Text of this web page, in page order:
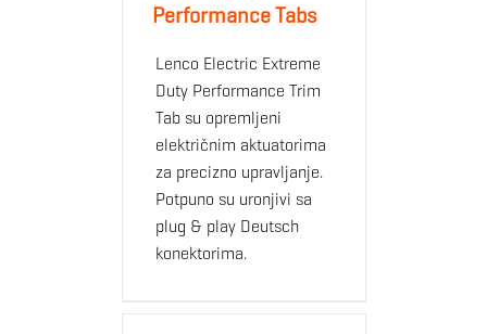
Performance Tabs
Lenco Electric Extreme
Duty Performance Trim
Tab su opremljeni
električnim aktuatorima
za precizno upravljanje.
Potpuno su uronjivi sa
plug & play Deutsch
konektorima.